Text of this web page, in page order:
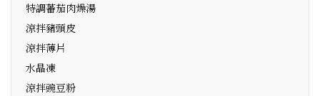
特調蕃茄肉燥湯
涼拌豬頭皮
涼拌薄片
水晶凍
涼拌豌豆粉